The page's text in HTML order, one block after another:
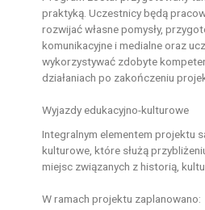
praktyką. Uczestnicy będą
rozwijać własne pomysły,
komunikacyjne i medialne oraz
wykorzystywać zdobyte
działaniach po zakończeniu
Wyjazdy edukacyjno-kulturowe
Integralnym elementem projektu
kulturowe, które służą
miejsc związanych z historią,
W ramach projektu zaplanowano: